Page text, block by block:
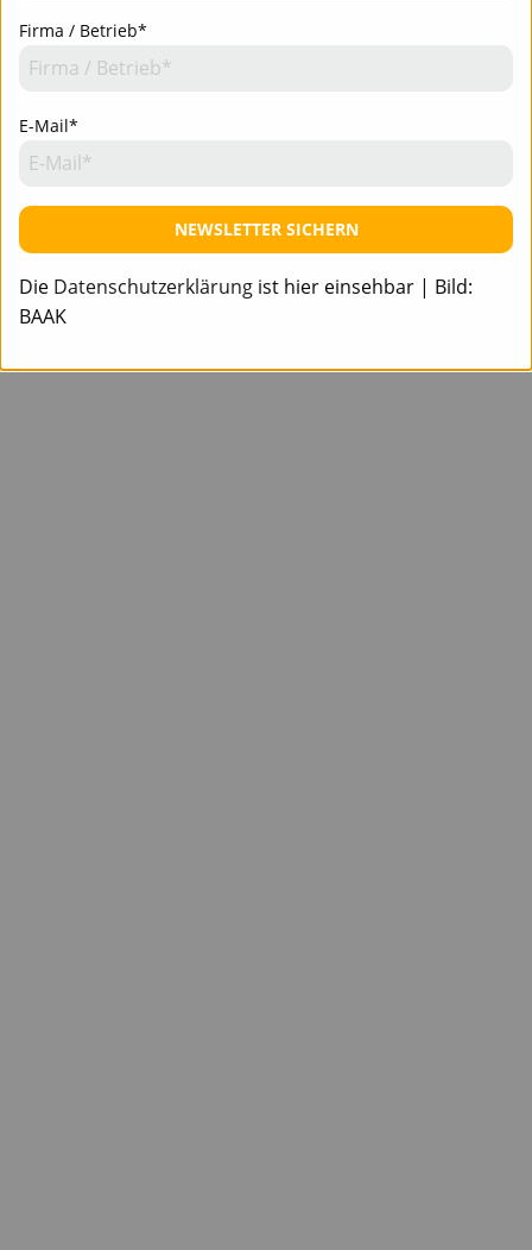
Firma / Betrieb*
E-Mail*
NEWSLETTER SICHERN
Die Datenschutzerklärung ist hier einsehbar | Bild:
BAAK